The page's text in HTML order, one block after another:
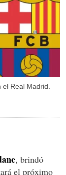
el Real Madrid.
X
, brindó
el próximo